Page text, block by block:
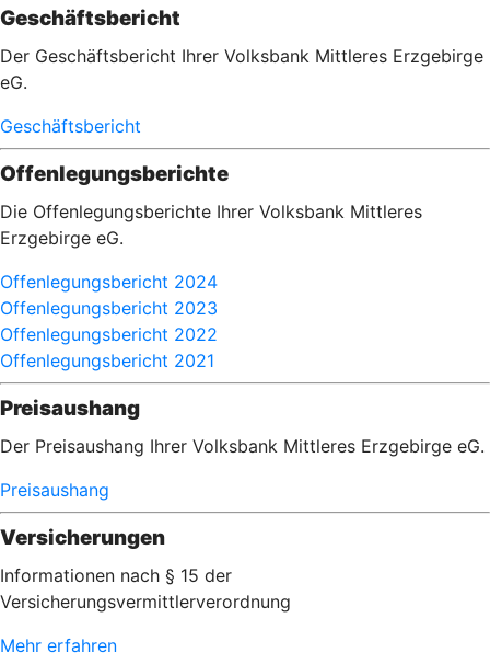
Geschäftsbericht
Der Geschäftsbericht Ihrer Volksbank Mittleres Erzgebirge
eG.
Geschäftsbericht
Offenlegungsberichte
Die Offenlegungsberichte Ihrer Volksbank Mittleres
Erzgebirge eG.
Offenlegungsbericht 2024
Offenlegungsbericht 2023
Offenlegungsbericht 2022
Offenlegungsbericht 2021
Preisaushang
Der Preisaushang Ihrer Volksbank Mittleres Erzgebirge eG.
Preisaushang
Versicherungen
Informationen nach § 15 der
Versicherungsvermittlerverordnung
Mehr erfahren